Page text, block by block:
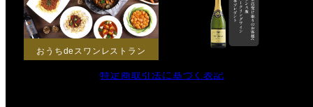
ク
おうちdeスワンレストラン
特定商取引法に基づく表記